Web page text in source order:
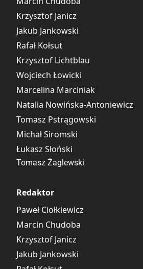
Krzysztof Janicz
Jakub Jankowski
Rafał Kołsut
Krzysztof Lichtblau
Wojciech Łowicki
Marcelina Marciniak
Natalia Nowińska-Antoniewicz
Tomasz Pstrągowski
Michał Siromski
Łukasz Słoński
Tomasz Żaglewski
Redaktor
Paweł Ciołkiewicz
Marcin Chudoba
Krzysztof Janicz
Jakub Jankowski